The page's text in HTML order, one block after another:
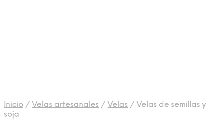
Inicio / Velas artesanales / Velas / Velas de semillas y
soja